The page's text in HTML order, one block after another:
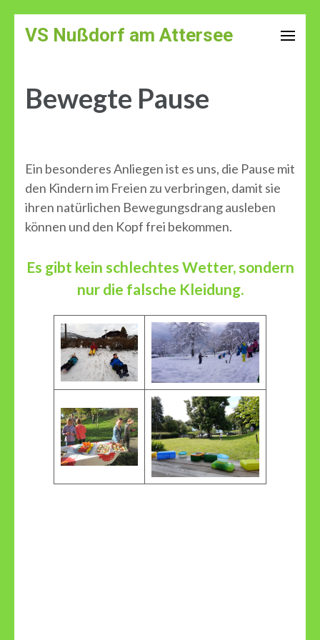
Inhalt
drücken)
VS Nußdorf am Attersee
Bewegte Pause
Ein besonderes Anliegen ist es uns, die Pause mit
den Kindern im Freien zu verbringen, damit sie
ihren natürlichen Bewegungsdrang ausleben
können und den Kopf frei bekommen.
Es gibt kein schlechtes Wetter, sondern
nur die falsche Kleidung.